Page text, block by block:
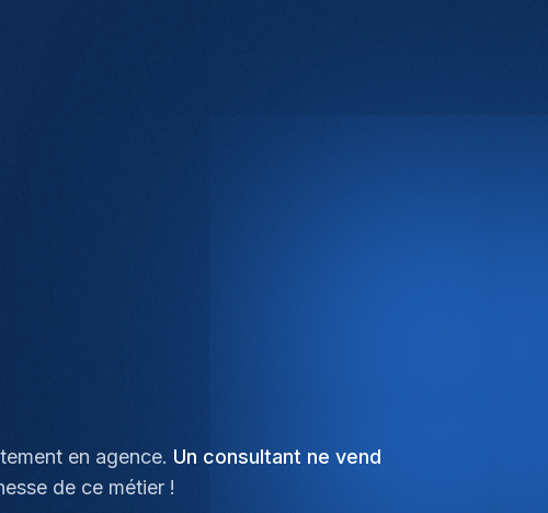
en agence. Un consultant ne vend
de ce métier !